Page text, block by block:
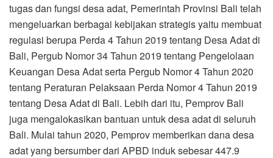
tugas dan fungsi desa adat, Pemerintah Provinsi Bali telah
mengeluarkan berbagai kebijakan strategis yaitu membuat
regulasi berupa Perda 4 Tahun 2019 tentang Desa Adat di
Bali, Pergub Nomor 34 Tahun 2019 tentang Pengelolaan
Keuangan Desa Adat serta Pergub Nomor 4 Tahun 2020
tentang Peraturan Pelaksaan Perda Nomor 4 Tahun 2019
tentang Desa Adat di Bali. Lebih dari itu, Pemprov Bali
juga mengalokasikan bantuan untuk desa adat di seluruh
Bali. Mulai tahun 2020, Pemprov memberikan dana desa
adat yang bersumber dari APBD induk sebesar 447.9